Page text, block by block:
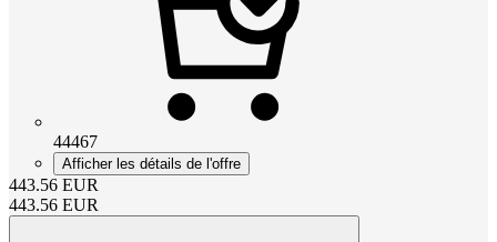
44467
Afficher les détails de l'offre
443.56 EUR
443.56 EUR